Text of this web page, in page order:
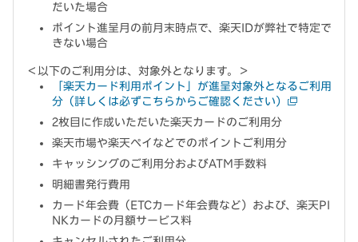
だいた場合
ポイント進呈月の前月末時点で、楽天IDが弊社で特定で
きない場合
＜以下のご利用分は、対象外となります。＞
「楽天カード利用ポイント」が進呈対象外となるご利用
分（詳しくは必ずこちらからご確認ください）
2枚目に作成いただいた楽天カードのご利用分
楽天市場や楽天ペイなどでのポイントご利用分
キャッシングのご利用分およびATM手数料
明細書発行費用
カード年会費（ETCカード年会費など）および、楽天PI
NKカードの月額サービス料